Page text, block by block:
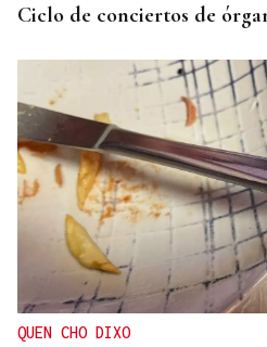
Ciclo de conciertos de
QUEN CHO DIXO